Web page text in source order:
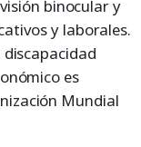
binocular y
y laborales.
discapacidad
es
Mundial